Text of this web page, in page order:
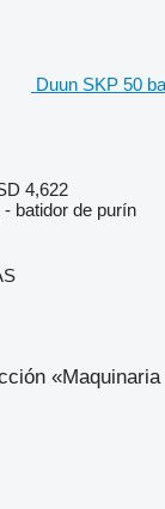
Duun SKP 50
4,622
batidor de purín